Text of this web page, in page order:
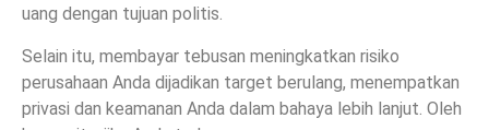
uang dengan tujuan politis.
Selain itu, membayar tebusan meningkatkan risiko
perusahaan Anda dijadikan target berulang, menempatkan
privasi dan keamanan Anda dalam bahaya lebih lanjut. Oleh